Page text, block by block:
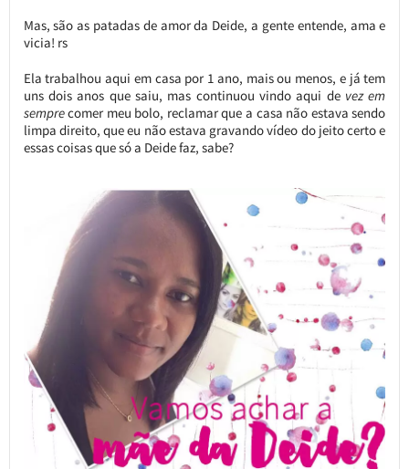
Mas, são as patadas de amor da Deide, a gente entende, ama e
vicia! rs
Ela trabalhou aqui em casa por 1 ano, mais ou menos, e já tem
uns dois anos que saiu, mas continuou vindo aqui de vez em
semprecomer meu bolo, reclamar que a casa não estava sendo
limpa direito, que eu não estava gravando vídeo do jeito certo e
essas coisas que só a Deide faz, sabe?